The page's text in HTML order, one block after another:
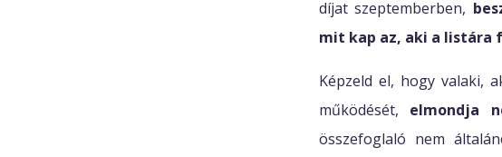
díjat szeptemberben,
mit kap az, aki a listára
Képzeld el, hogy valaki,
működését, elmondja
összefoglaló nem